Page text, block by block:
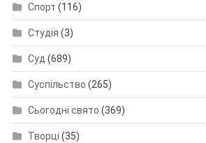
Спорт (116)
Студія (3)
Суд (689)
Суспільство (265)
Сьогодні свято (369)
Творці (35)